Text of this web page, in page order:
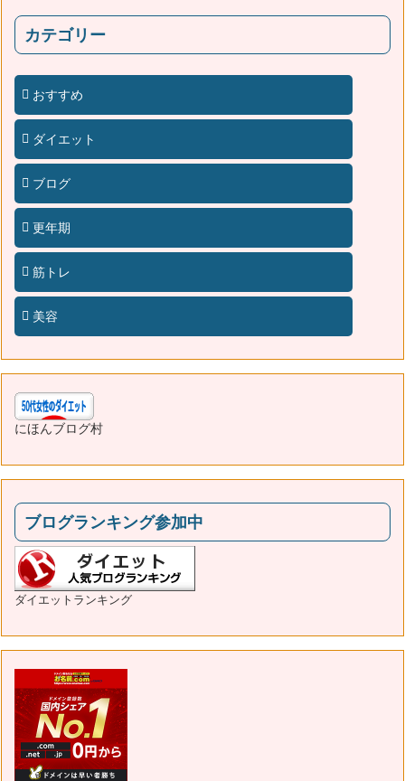
カテゴリー
おすすめ
ダイエット
ブログ
更年期
筋トレ
美容
にほんブログ村
ブログランキング参加中
ダイエットランキング